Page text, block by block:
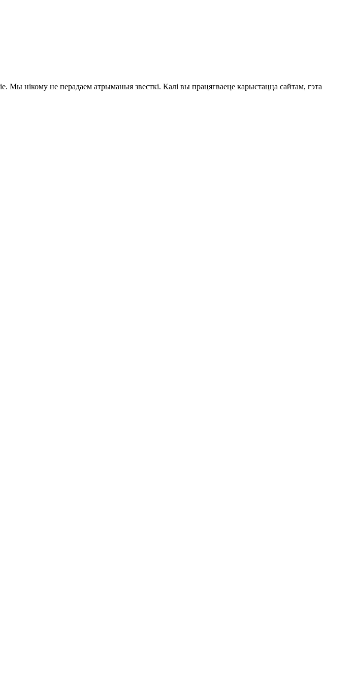
нікому не перадаем атрыманыя звесткі. Калі вы працягваеце карыстацца сайтам, гэта